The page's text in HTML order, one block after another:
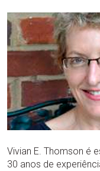
Vivian E. Thomson é
30 anos de